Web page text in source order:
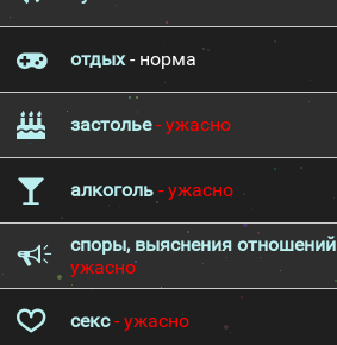
отдых- норма
застолье- ужасно
алкоголь - ужасно
споры, выяснения отношений
ужасно
секс- ужасно